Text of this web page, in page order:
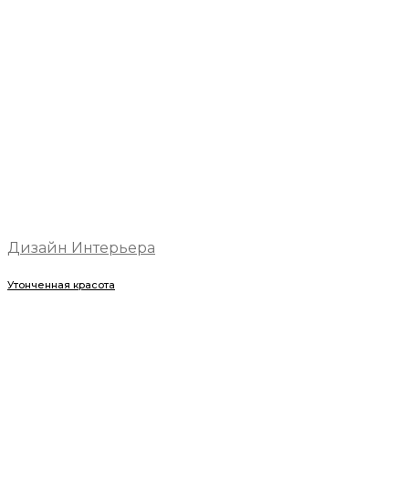
Дизайн Интерьера
Утонченная красота